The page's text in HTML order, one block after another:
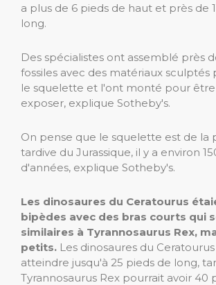
a plus de 6 pieds de haut et près de
long.
Des spécialistes ont assemblé près
fossiles avec des matériaux
le squelette et l'ont monté pour
exposer, explique Sotheby's.
On pense que le squelette est de la
tardive du Jurassique, il y a environ
d'années, explique Sotheby's.
Les dinosaures du Ceratourus
bipèdes avec des bras courts qui
similaires à Tyrannosaurus Rex,
petits. Les dinosaures du
atteindre jusqu'à 25 pieds de long,
Tyrannosaurus Rex pourrait avoir 40